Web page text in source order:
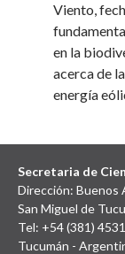
Viento,
en la
acerca de
energía
Secretaria de
Dirección: Buenos
San Miguel de
Tel: +54 (381)
Tucumán -